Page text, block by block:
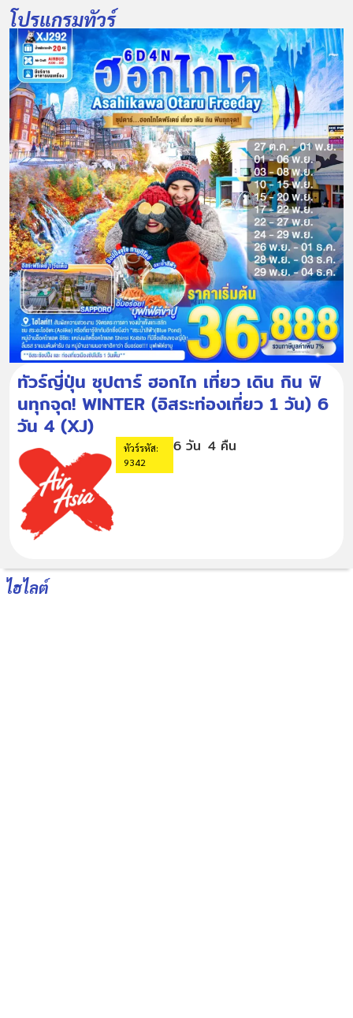
โปรแกรมทัวร์
ทัวร์ญี่ปุ่น ซุปตาร์ ฮอกไก เที่ยว เดิน กิน ฟิ
นทุกจุด! WINTER (อิสระท่องเที่ยว 1 วัน) 6
วัน 4 (XJ)
ทัวร์รหัส:
9342
6 วัน 4 คืน
ไฮไลต์